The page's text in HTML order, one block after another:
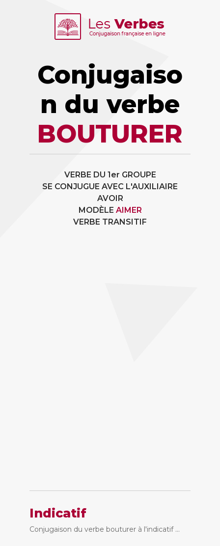
Conjugaiso
n du verbe
BOUTURER
VERBE DU 1er GROUPE
SE CONJUGUE AVEC L'AUXILIAIRE
AVOIR
MODÈLE AIMER
VERBE TRANSITIF
Indicatif
Conjugaison du verbe bouturer à l'indicatif ...